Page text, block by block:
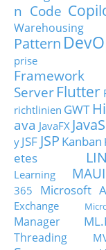
n Code
Warehousing
Pattern
prise
Framework
Server Flutter
richtlinien GWT
ava JavaFX
y JSF JSP Kanban
etes
Learning
MAUI
365
Microsoft
Exchange
Manager
Threading